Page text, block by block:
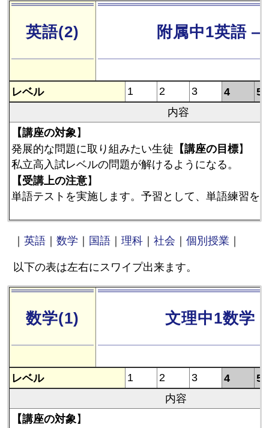
英語(2) 附属中1英語
レベル 1 2 3 4 5
内容
【講座の対象】
発展的な問題に取り組みたい生徒 【講座の目標】
私立高入試レベルの問題が解けるようになる。
【受講上の注意】
単語テストを実施します。予習として、単語練習を
｜英語 ｜数学 国語 ｜理科 ｜社会 ｜個別授業
以下の表は左右にスワイプ出来ます。
数学(1) 文理中1数学
レベル 1 2 3 4 5
内容
【講座の対象】